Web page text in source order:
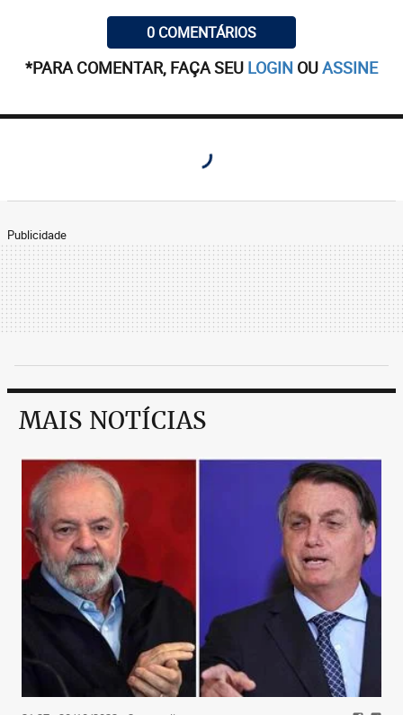
0 COMENTÁRIOS
*PARA COMENTAR, FAÇA SEU LOGIN OUASSINE
Publicidade
MAIS NOTÍCIAS